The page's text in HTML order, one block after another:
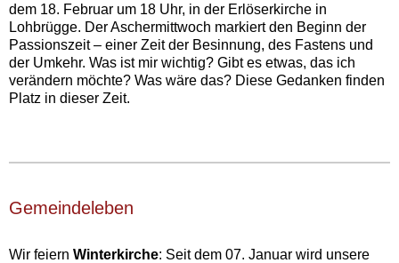
dem 18. Februar um 18 Uhr, in der Erlöserkirche in
Lohbrügge. Der Aschermittwoch markiert den Beginn der
Passionszeit – einer Zeit der Besinnung, des Fastens und
der Umkehr. Was ist mir wichtig? Gibt es etwas, das ich
verändern möchte? Was wäre das? Diese Gedanken finden
Platz in dieser Zeit.
Gemeindeleben‍
Wir feiern Winterkirche: Seit dem 07. Januar wird unsere